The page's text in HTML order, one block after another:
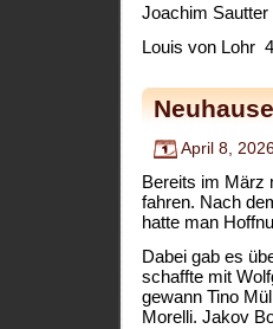
Joachim Sautter
Louis von Lohr
April 8,
Bereits im März
fahren. Nach
hatte man
Dabei gab es
schaffte mit
gewann Tino
Morelli. Jakov